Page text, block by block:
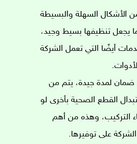
من الأشكال السهلة والبسيطة
يجعل تنظيفها بسيط وجيد،
أيضًا التي تعمل الشركة
ضمان لمدة جيدة، يتم من
القطع الصحية بأخرى لو
التركيب، وهذه من أهم
على توفيرها.